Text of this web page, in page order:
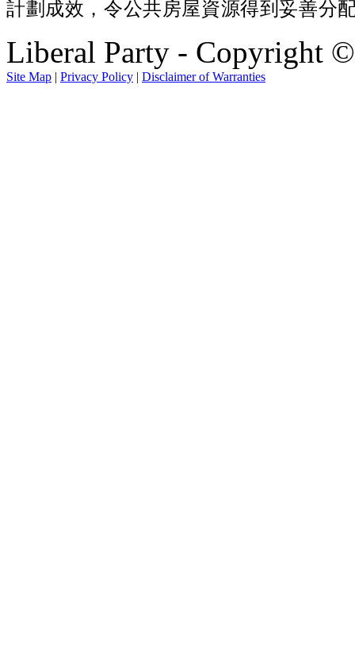
計劃成效，令公共房屋資源得到妥善分
Liberal Party - Copyright
Site Map | Privacy Policy | Disclaimer of Warranties